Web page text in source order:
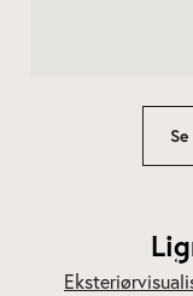
Kv Snoken –